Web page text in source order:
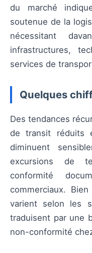
du marché
soutenue de la
nécessitant
infrastructures,
services de
Quelques
Des tendances
de transit réduits
diminuent
excursions de
conformité
commerciaux.
varient selon les
traduisent par une
non-conformité